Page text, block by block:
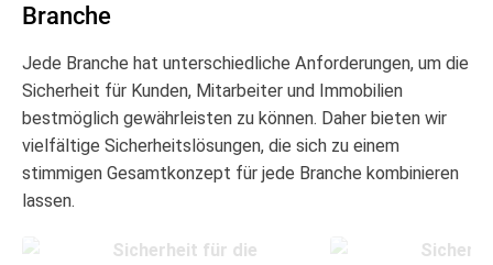
Branche
Jede Branche hat unterschiedliche Anforderungen, um die
Sicherheit für Kunden, Mitarbeiter und Immobilien
bestmöglich gewährleisten zu können. Daher bieten wir
vielfältige Sicherheitslösungen, die sich zu einem
stimmigen Gesamtkonzept für jede Branche kombinieren
lassen.